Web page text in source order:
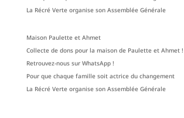
La Récré Verte organise son Assemblée Générale
Maison Paulette et Ahmet
Collecte de dons pour la maison de Paulette et Ahmet !
Retrouvez-nous sur WhatsApp !
Pour que chaque famille soit actrice du changement
La Récré Verte organise son Assemblée Générale